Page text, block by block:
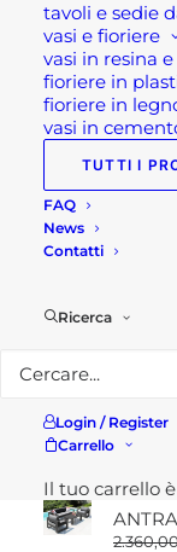
tavoli e sedie
vasi e fioriere
vasi in resina
fioriere in
fioriere in
vasi in
TUTTI I
FAQ
News
Contatti
Ricerca
Login / Register
Carrello
Il tuo carrello
Più
VASO
49,90€
Suggeriti